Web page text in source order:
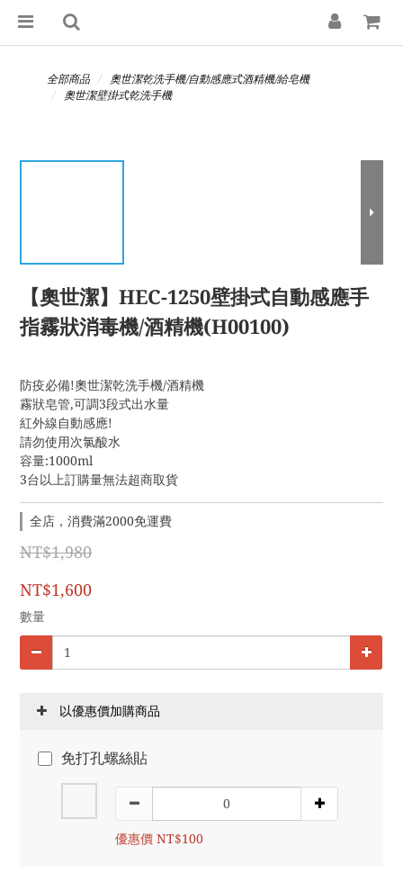
全部商品
奧世潔乾洗手機/自動感應式酒精機/給皂機
奧世潔壁掛式乾洗手機
【奧世潔】HEC-1250壁掛式自動感應手
指霧狀消毒機/酒精機(H00100)
防疫必備!奧世潔乾洗手機/酒精機
霧狀皂管,可調3段式出水量
紅外線自動感應!
請勿使用次氯酸水
容量:1000ml
3台以上訂購量無法超商取貨
全店，消費滿2000免運費
NT$1,980
NT$1,600
數量
以優惠價加購商品
免打孔螺絲貼
優惠價 NT$100